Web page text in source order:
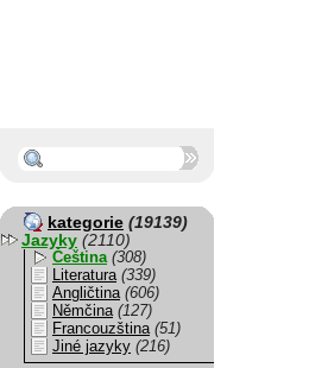
kategorie (19139)
Jazyky (2110)
Čeština (308)
Literatura (339)
Angličtina (606)
Němčina (127)
Francouzština (51)
Jiné jazyky (216)